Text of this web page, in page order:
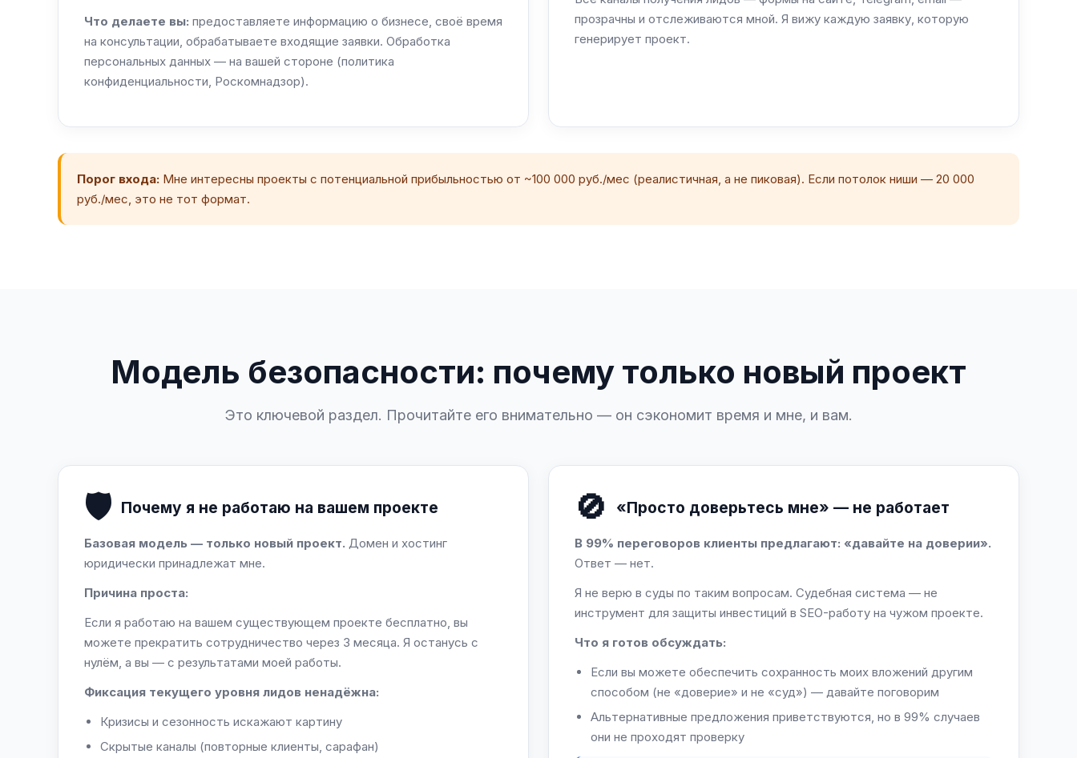
Что делаете вы: предоставляете информацию о бизнесе, своё время
на консультации, обрабатываете входящие заявки. Обработка
персональных данных — на вашей стороне (политика
конфиденциальности, Роскомнадзор).
прозрачны и отслеживаются мной. Я вижу каждую заявку, которую
генерирует проект.
Порог входа: Мне интересны проекты с потенциальной прибыльностью от ~100 000 руб./мес (реалистичная, а не пиковая). Если потолок ниши — 20 000
руб./мес, это не тот формат.
Модель безопасности: почему только новый проект
Это ключевой раздел. Прочитайте его внимательно — он сэкономит время и мне, и вам.
🛡️ Почему я не работаю на вашем проекте
Базовая модель — только новый проект. Домен и хостинг
юридически принадлежат мне.
Причина проста:
Если я работаю на вашем существующем проекте бесплатно, вы
можете прекратить сотрудничество через 3 месяца. Я останусь с
нулём, а вы — с результатами моей работы.
Фиксация текущего уровня лидов ненадёжна:
Кризисы и сезонность искажают картину
Скрытые каналы (повторные клиенты, сарафан)
🚫 «Просто доверьтесь мне» — не работает
В 99% переговоров клиенты предлагают: «давайте на доверии».
Ответ — нет.
Я не верю в суды по таким вопросам. Судебная система — не
инструмент для защиты инвестиций в SEO-работу на чужом проекте.
Что я готов обсуждать:
Если вы можете обеспечить сохранность моих вложений другим
способом (не «доверие» и не «суд») — давайте поговорим
Альтернативные предложения приветствуются, но в 99% случаев
они не проходят проверку